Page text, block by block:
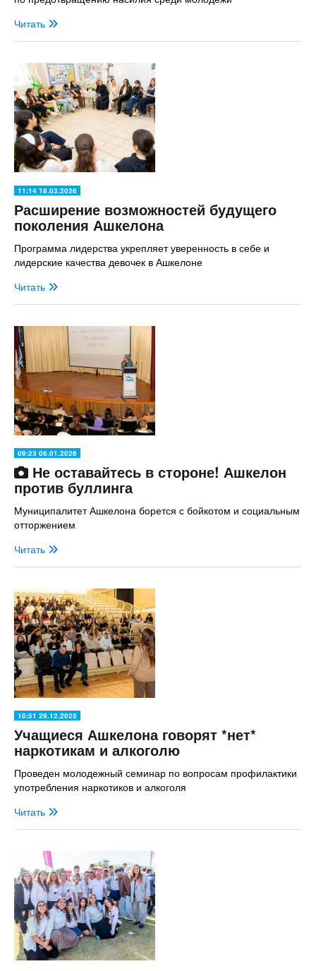
Читать
11:14 18.03.2026
Расширение возможностей будущего
поколения Ашкелона
Программа лидерства укрепляет уверенность в себе и
лидерские качества девочек в Ашкелоне
Читать
09:23 06.01.2026
Не оставайтесь в стороне! Ашкелон
против буллинга
Муниципалитет Ашкелона борется с бойкотом и социальным
отторжением
Читать
10:51 29.12.2025
Учащиеся Ашкелона говорят *нет*
наркотикам и алкоголю
Проведен молодежный семинар по вопросам профилактики
употребления наркотиков и алкоголя
Читать